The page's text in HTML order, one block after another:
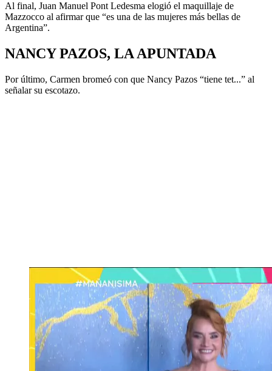
Al final, Juan Manuel Pont Ledesma elogió el maquillaje de
Mazzocco al afirmar que “es una de las mujeres más bellas de
Argentina”.
NANCY PAZOS, LA APUNTADA
Por último, Carmen bromeó con que Nancy Pazos “tiene tet...” al
señalar su escotazo.